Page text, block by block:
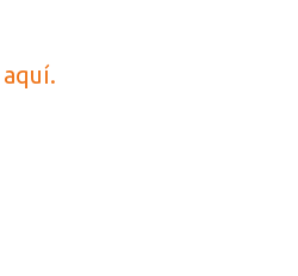
aquí.